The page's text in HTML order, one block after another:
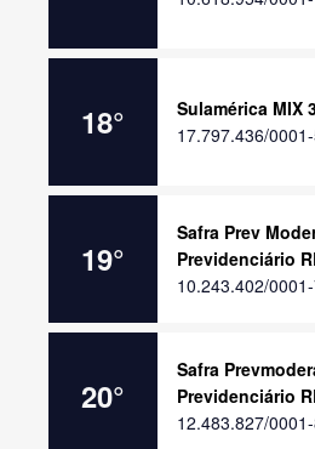
18°
Sulamérica MIX
17.797.436/
19°
Safra Prev
Previdenciário
10.243.402/
20°
Safra
Previdenciário
12.483.827/